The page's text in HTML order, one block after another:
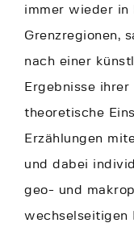
immer wieder in
Grenzregionen,
nach einer
Ergebnisse
theoretische
Erzählungen
und dabei
geo- und
wechselseitigen